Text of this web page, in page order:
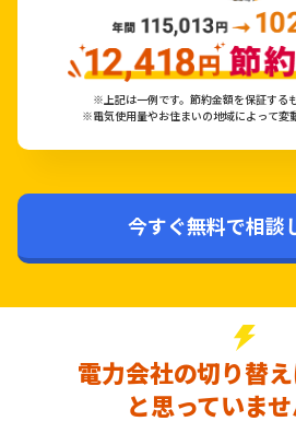
※上記は一例です。節約金額を保証する
※電気使用量やお住まいの地域によって変
今すぐ無料で相談
電力会社の切り替
と思っていま